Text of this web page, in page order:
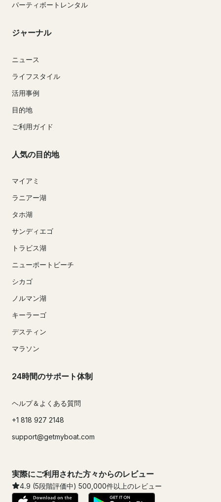
パーティボートレンタル
ジャーナル
ニュース
ライフスタイル
活用事例
目的地
ご利用ガイド
人気の目的地
マイアミ
ラニアー湖
タホ湖
サンディエゴ
トラビス湖
ニューポートビーチ
シカゴ
ノルマン湖
キーラーゴ
デスティン
マラソン
24時間のサポート体制
ヘルプ＆よくある質問
+1 818 927 2148
support@getmyboat.com
実際にご利用された方々からのレビュー
4.9 (5段階評価中) 500,000件以上のレビュー